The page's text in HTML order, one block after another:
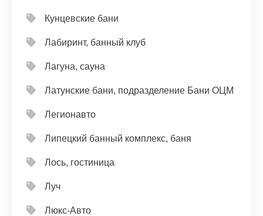
Кунцевские бани
Лабиринт, банный клуб
Лагуна, сауна
Латунские бани, подразделение Бани ОЦМ
Легионавто
Липецкий банный комплекс, баня
Лось, гостиница
Луч
Люкс-Авто